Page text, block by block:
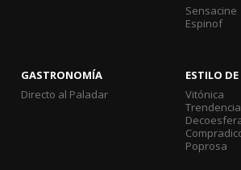
Sensacine
Espinof
GASTRONOMÍA
Directo al Paladar
ESTILO
Vitónica
Poprosa